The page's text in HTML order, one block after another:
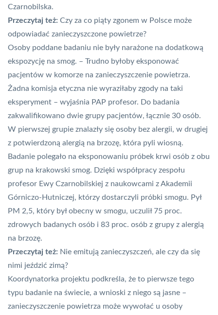
Czarnobilska.
Przeczytaj też: Czy za co piąty zgonem w Polsce może
odpowiadać zanieczyszczone powietrze?
Osoby poddane badaniu nie były narażone na dodatkową
ekspozycję na smog. – Trudno byłoby eksponować
pacjentów w komorze na zanieczyszczenie powietrza.
Żadna komisja etyczna nie wyraziłaby zgody na taki
eksperyment – wyjaśnia PAP profesor. Do badania
zakwalifikowano dwie grupy pacjentów, łącznie 30 osób.
W pierwszej grupie znalazły się osoby bez alergii, w drugiej
z potwierdzoną alergią na brzozę, która pyli wiosną.
Badanie polegało na eksponowaniu próbek krwi osób z obu
grup na krakowski smog. Dzięki współpracy zespołu
profesor Ewy Czarnobilskiej z naukowcami z Akademii
Górniczo-Hutniczej, którzy dostarczyli próbki smogu. Pył
PM 2,5, który był obecny w smogu, uczulił 75 proc.
zdrowych badanych osób i 83 proc. osób z grupy z alergią
na brzozę.
Przeczytaj też: Nie emitują zanieczyszczeń, ale czy da się
nimi jeździć zimą?
Koordynatorka projektu podkreśla, że to pierwsze tego
typu badanie na świecie, a wnioski z niego są jasne –
zanieczyszczenie powietrza może wywołać u osoby